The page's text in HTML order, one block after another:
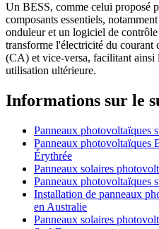
Un BESS, comme celui proposé
composants essentiels,
onduleur et un logiciel de
transforme l'électricité du
(CA) et vice-versa, facilitant ainsi
utilisation ultérieure.
Informations sur le
Panneaux photovoltaïques
Panneaux photovoltaïques
Érythrée
Panneaux solaires
Panneaux photovoltaïques
Installation de panneaux
en Australie
Panneaux solaires